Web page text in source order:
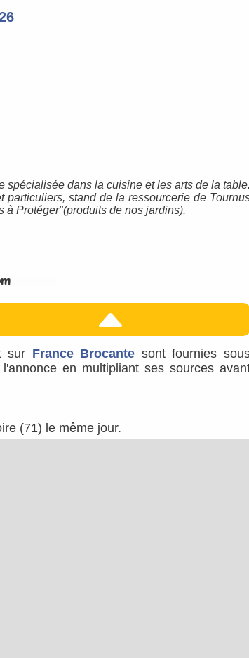
spécialisée dans la cuisine et les arts de la
particuliers, stand de la ressourcerie de
à Protéger"(produits de nos jardins).
sur France Brocante sont fournies
en multipliant ses sources
(71) le même jour.